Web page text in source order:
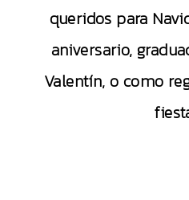
queridos para
aniversario,
Valentín, o como